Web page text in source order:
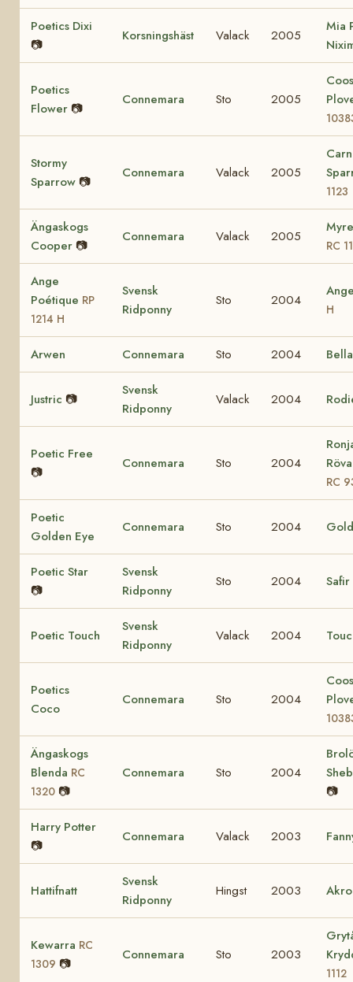
Poetics Dixi
📷
Korsningshäst Valack 2005
Mia
Poetics
Flower 📷
Connemara Sto 2005
Stormy
Sparrow 📷
Connemara Valack 2005
1123
Ängaskogs
Cooper 📷
Connemara Valack 2005
RC
Ange
Poétique RP
1214 H
Svensk
Ridponny
Sto 2004
H
Arwen Connemara Sto 2004
Justric 📷
Svensk
Ridponny
Valack 2004
Poetic Free
📷
Connemara Sto 2004
RC
Poetic
Golden Eye
Connemara Sto 2004
Poetic Star
📷
Svensk
Ridponny
Sto 2004 Safir
Poetic Touch
Svensk
Ridponny
Valack 2004
Poetics
Coco
Connemara Sto 2004
Ängaskogs
Blenda RC
1320 📷
Connemara Sto 2004
📷
Harry Potter
📷
Connemara Valack 2003
Hattifnatt
Svensk
Ridponny
Hingst 2003
Kewarra RC
1309 📷
Connemara Sto 2003
1112